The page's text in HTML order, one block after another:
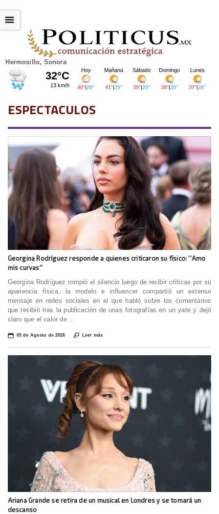
Hermosillo, Sonora
☰
ESPECTACULOS
Georgina Rodríguez responde a quienes criticaron su físico: ''Amo
mis curvas''
Georgina Rodríguez rompió el silencio luego de recibir críticas por su
apariencia física, la modelo e influencer compartió un extenso
mensaje en redes sociales en el que habló sobre los comentarios
que recibió tras la publicación de unas fotografías en un yate y dejó
claro que el valor de ...
📅 05 de Agosto de 2026  Leer más
Ariana Grande se retira de un musical en Londres y se tomará un
descanso